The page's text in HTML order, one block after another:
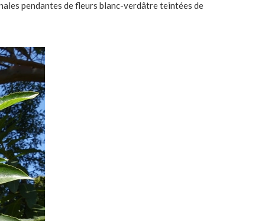
pendantes de fleurs blanc-verdâtre teintées de